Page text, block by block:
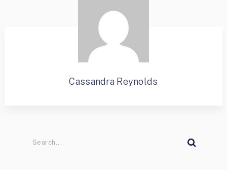
Cassandra Reynolds